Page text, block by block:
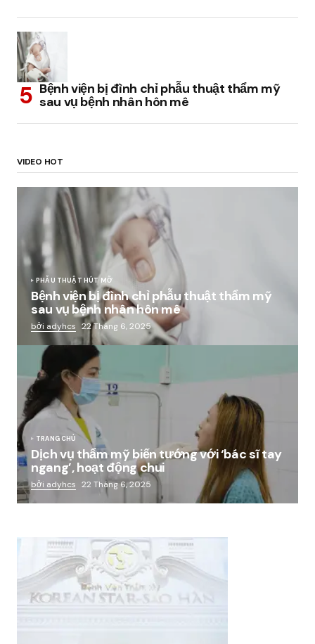
Bệnh viện bị đình chỉ phẫu thuật thẩm mỹ
sau vụ bệnh nhân hôn mê
VIDEO HOT
PHẪU THUẬT HÚT MỠ
Bệnh viện bị đình chỉ phẫu thuật thẩm mỹ
sau vụ bệnh nhân hôn mê
bởi adyhcs 22 Tháng 6, 2025
TRANG CHỦ
Dịch vụ thẩm mỹ biến tướng với ‘bác sĩ tay
ngang’, hoạt động chui
bởi adyhcs 22 Tháng 6, 2025